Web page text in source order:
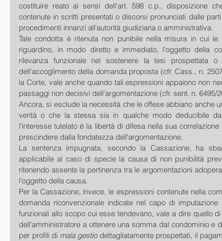
costituire reato ai sensi dell'art. 598 c.p., disposizione
contenute in scritti presentati o discorsi pronunciati dalle
procedimenti innanzi all'autorità giudiziaria o amministrativa.
Tale condotta è ritenuta non punibile nella misura in cui le
riguardino, in modo diretto e immediato, l'oggetto della
rilevanza funzionale nel sostenere la tesi prospettata o
dell'accoglimento della domanda proposta (cfr. Cass., n.
la Corte, vale anche quando tali espressioni appaiono non
passaggi non decisivi dell'argomentazione (cfr. sent. n. 6495/
Ancora, si esclude la necessità che le offese abbiano anche
verità o che la stessa sia in qualche modo deducibile
l'interesse tutelato è la libertà di difesa nella sua
prescindere dalla fondatezza dell'argomentazione.
La sentenza impugnata, secondo la Cassazione, ha
applicabile al caso di specie la causa di non punibilità
ritenendo assente la pertinenza tra le argomentazioni
l'oggetto della causa.
Per la Cassazione, invece, le espressioni contenute nella
domanda riconvenzionale indicate nel capo di imputazione
funzionali allo scopo cui esse tendevano, vale a dire quello
dell'amministratore a ottenere una somma dal condominio e
per profili di mala gestio dettagliatamente prospettati, il